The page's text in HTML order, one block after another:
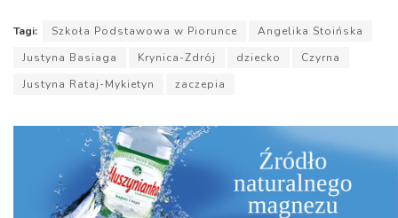
Tagi: Szkoła Podstawowa w Piorunce
Angelika Stoińska
Justyna Basiaga
Krynica-Zdrój dziecko
Czyrna
Justyna Rataj-Mykietyn
zaczepia